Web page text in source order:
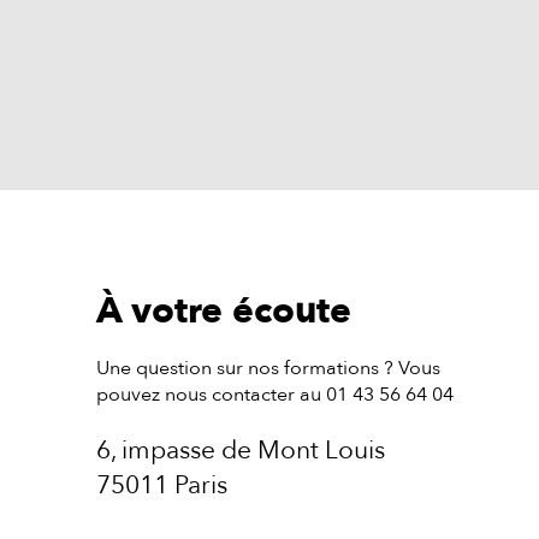
À votre écoute
Une question sur nos formations ? Vous
pouvez nous contacter au 01 43 56 64 04
6, impasse de Mont Louis
75011 Paris